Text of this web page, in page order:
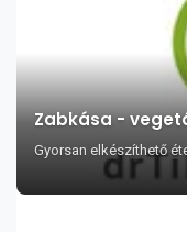
Zabkása -
Gyorsan elkészíthető